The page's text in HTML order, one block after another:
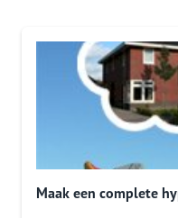
Maak een complete